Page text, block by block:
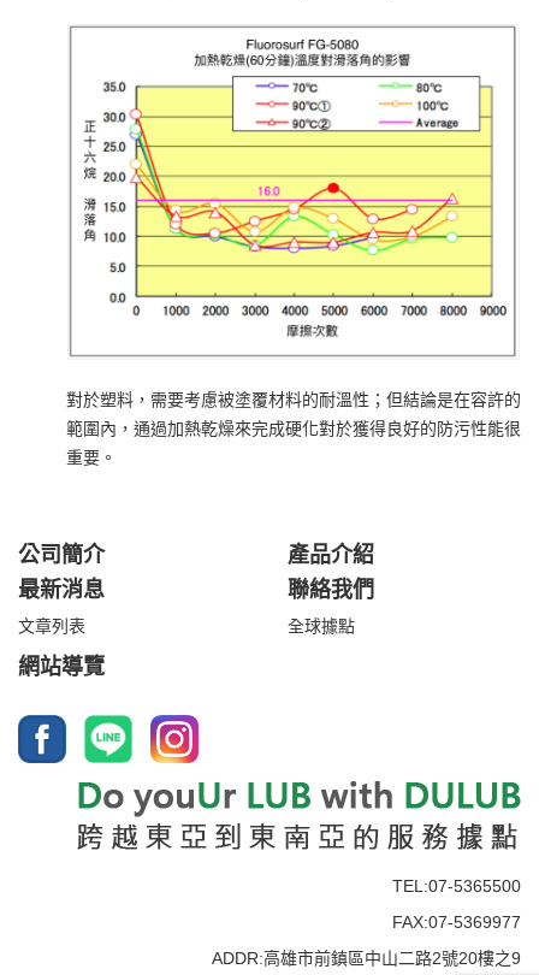
對於塑料，需要考慮被塗覆材料的耐溫性；但結論是在容許的
範圍內，通過加熱乾燥來完成硬化對於獲得良好的防污性能很
重要。
公司簡介
產品介紹
最新消息
文章列表
聯絡我們
全球據點
網站導覽
TEL:07-5365500
FAX:07-5369977
ADDR:高雄市前鎮區中山二路2號20樓之9